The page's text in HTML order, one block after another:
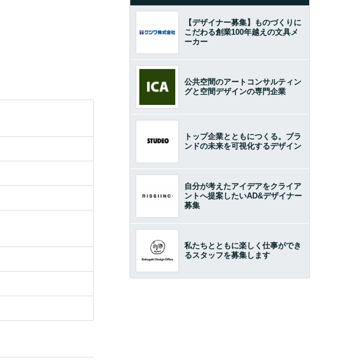
【デザイナー募集】ものづくりに
こだわる創業100年越えの文具メ
ーカー
公共空間のアートコンサルティン
グと空間デザインの専門企業
トップ企業とともにつくる。ブラ
ンドの未来を可視化するデザイン
自分が考えたアイデアをクライア
ントへ提案したいAD&デザイナー
募集
私たちとともに楽しく仕事ができ
るスタッフを募集します